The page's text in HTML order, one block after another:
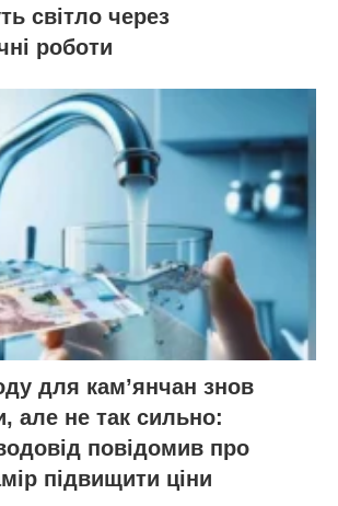
світло через
роботи
для кам’янчан знов
але не так сильно:
повідомив про
підвищити ціни